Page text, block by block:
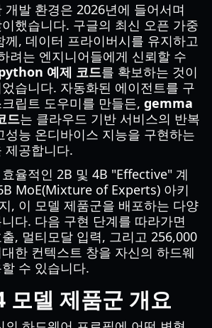
개발 환경은 2026년에 들어서며
했습니다. 구글의 최신 오픈 가중
께, 데이터 프라이버시를 유지하고
려는 엔지니어들에게 신뢰할 수
예제 코드를 확보하는 것이
습니다. 자동화된 에이전트를 구
립트 도우미를 만들든, gemma
드는 클라우드 기반 서비스의 반복
성능 온디바이스 지능을 구현하는
제공합니다.
율적인 2B 및 4B "Effective" 계
MoE(Mixture of Experts) 아키
, 이 모델 제품군을 배포하는 다양
다. 다음 구현 단계를 따라가면
, 멀티모달 입력, 그리고 256,000
한 컨텍스트 창을 자신의 하드웨
수 있습니다.
델 제품군 개요